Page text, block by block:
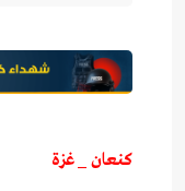
كنعان _ غزة